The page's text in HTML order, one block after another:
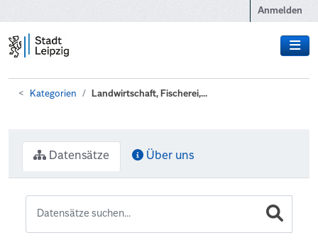
Anmelden
Kategorien Landwirtschaft, Fischerei,...
Datensätze Über uns